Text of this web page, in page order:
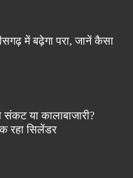
में बढ़ेगा परा, जानें कैसा
या कालाबाजारी?
रहा सिलेंडर